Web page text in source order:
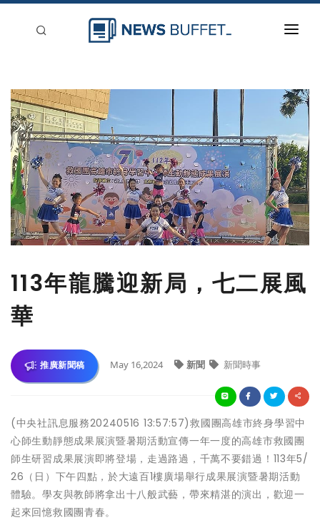
新聞稿分類
登入
刊登
113年龍騰迎新局，七二展風
華
推廣新聞稿 May 16,2024 新聞 新聞時事
(中央社訊息服務20240516 13:57:57)救國團高雄市終身學習中
心師生動靜態成果展演暨暑期活動宣傳一年一度的高雄市救國團
師生研習成果展演即將登場，走過路過，千萬不要錯過！113年5/
26（日）下午四點，於大遠百1樓廣場舉行成果展演暨暑期活動
體驗。學友與教師將拿出十八般武藝，帶來精湛的演出，歡迎一
起來回憶救國團青春。